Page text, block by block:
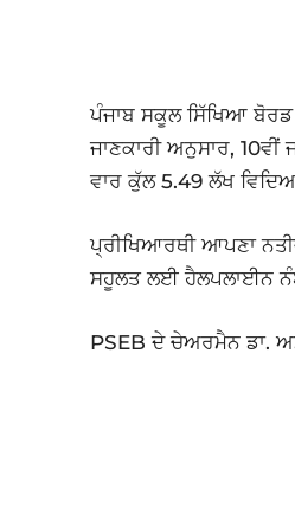
ਪੰਜਾਬ ਸਕੂਲ ਸਿੱਖਿਆ ਬੋਰਡ
ਜਾਣਕਾਰੀ ਅਨੁਸਾਰ, 10ਵੀਂ
ਵਾਰ ਕੁੱਲ 5.49 ਲੱਖ
ਪ੍ਰੀਖਿਆਰਥੀ ਆਪਣਾ
ਸਹੂਲਤ ਲਈ ਹੈਲਪਲਾਈਨ
PSEB ਦੇ ਚੇਅਰਮੈਨ ਡਾ.